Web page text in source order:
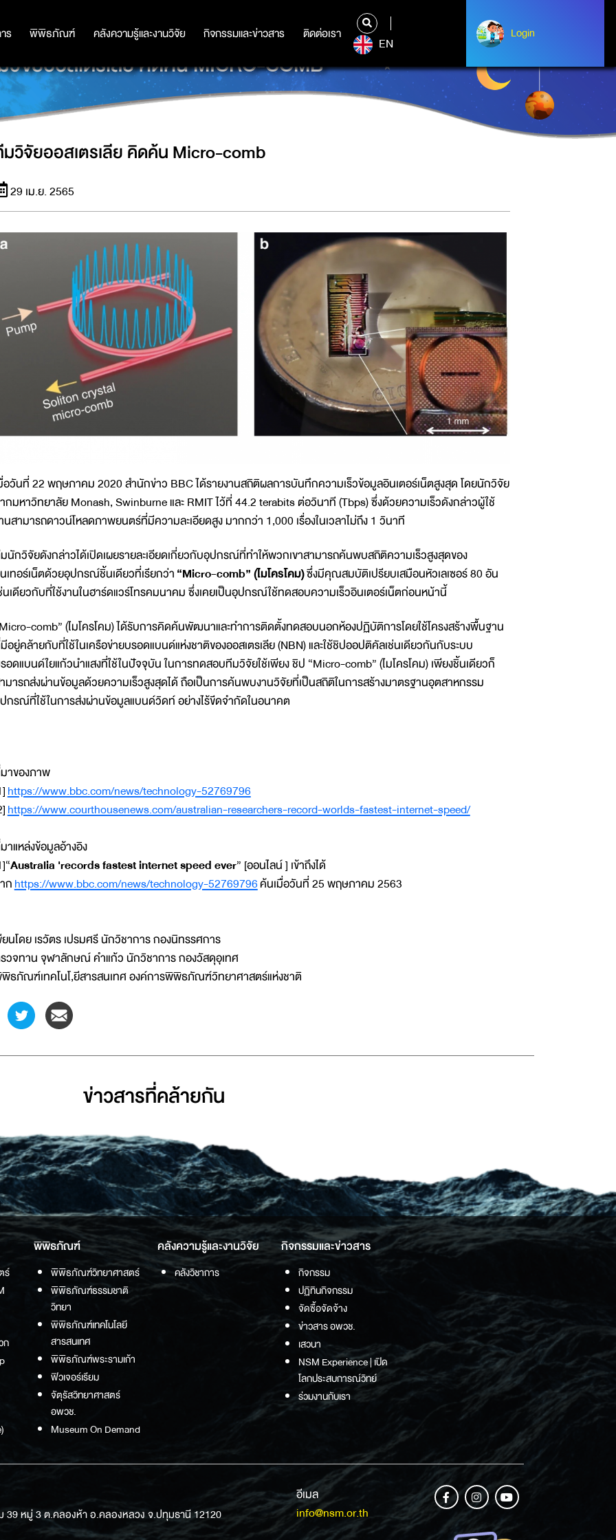
ร พิพิธภัณฑ์ คลังความรู้และงานวิจัย กิจกรรมและข่าวสาร ติดต่อเรา
ร พิพิธภัณฑ์ คลังความรู้และงานวิจัย กิจกรรมและข่าวสาร ติดต่อเรา
EN
Login
Login
วิจัยออสเตรเลีย คิดค้น MICRO-COMB
วิจัยออสเตรเลีย คิดค้น Micro-comb
29 เม.ย. 2565
อวันที่ 22 พฤษภาคม 2020 สำนักข่าว BBC ได้รายงานสถิติผลการบันทึกความเร็วข้อมูลอินเตอร์เน็ตสูงสุด โดยนักวิจัย
กมหาวิทยาลัย Monash, Swinburne และ RMIT ไว้ที่ 44.2 terabits ต่อวินาที (Tbps) ซึ่งด้วยความเร็วดังกล่าวผู้ใช้
นสามารถดาวน์โหลดภาพยนตร์ที่มีความละเอียดสูง มากกว่า 1,000 เรื่องในเวลาไม่ถึง 1 วินาที
นักวิจัยดังกล่าวได้เปิดเผยรายละเอียดเกี่ยวกับอุปกรณ์ที่ทำให้พวกเขาสามารถค้นพบสถิติความเร็วสูงสุดของ
เทอร์เน็ตด้วยอุปกรณ์ชิ้นเดียวที่เรียกว่า“Micro-comb” (ไมโครโคม)ซึ่งมีคุณสมบัติเปรียบเสมือนหัวเลเซอร์ 80 อัน
นเดียวกับที่ใช้งานในฮาร์ดแวร์โทรคมนาคม ซึ่งเคยเป็นอุปกรณ์ใช้ทดสอบความเร็วอินเตอร์เน็ตก่อนหน้านี้
comb” (ไมโครโคม) ได้รับการคิดค้นพัฒนาและทำการติดตั้งทดสอบนอกห้องปฏิบัติการโดยใช้โครงสร้างพื้นฐาน
อยู่คล้ายกับที่ใช้ในเครือข่ายบรอดแบนด์แห่งชาติของออสเตรเลีย (NBN) และใช้ชิปออปติคัลเช่นเดียวกันกับระบบ
อดแบนด์ใยแก้วนำแสงที่ใช้ในปัจจุบัน ในการทดสอบทีมวิจัยใช้เพียง ชิป “Micro-comb” (ไมโครโคม) เพียงชิ้นเดียวก็
มารถส่งผ่านข้อมูลด้วยความเร็วสูงสุดได้ ถือเป็นการค้นพบงานวิจัยที่เป็นสถิติในการสร้างมาตรฐานอุตสาหกรรม
กรณ์ที่ใช้ในการส่งผ่านข้อมูลแบนด์วิดท์ อย่างไร้ขีดจำกัดในอนาคต
าของภาพ
https://www.bbc.com/news/technology-52769796
https://www.courthousenews.com/australian-researchers-record-worlds-fastest-internet-speed/
าแหล่งข้อมูลอ้างอิง
Australia 'records fastest internet speed ever” [ออนไลน์ ] เข้าถึงได้
กhttps://www.bbc.com/news/technology-52769796ค้นเมื่อวันที่ 25 พฤษภาคม 2563
ยนโดย เรวัตร เปรมศรี นักวิชาการ กองนิทรรศการ
วจทาน จุฬาลักษณ์ คำแก้ว นักวิชาการ กองวัสดุอุเทศ
ธภัณฑ์เทคโนโ,ยีสารสนเทศ องค์การพิพิธภัณฑ์วิทยาศาสตร์แห่งชาติ
ข่าวสารที่่คล้ายกัน
ร์
ก
พิพิธภัณฑ์
พิพิธภัณฑ์วิทยาศาสตร์
พิพิธภัณฑ์ธรรมชาติ
วิทยา
พิพิธภัณฑ์เทคโนโลยี
สารสนเทศ
พิพิธภัณฑ์พระรามเก้า
ฟิวเจอร์เรียม
จัตุรัสวิทยาศาสตร์
อพวช.
Museum On Demand
คลังความรู้และงานวิจัย
คลังวิชาการ
กิจกรรมและข่าวสาร
กิจกรรม
ปฏิทินกิจกรรม
จัดซื้อจัดจ้าง
ข่าวสาร อพวช.
เสวนา
NSM Experience | เปิด
โลกประสบการณ์วิทย์
ร่วมงานกับเรา
39 หมู่ 3 ต.คลองห้า อ.คลองหลวง จ.ปทุมธานี 12120
อีเมล
info@nsm.or.th